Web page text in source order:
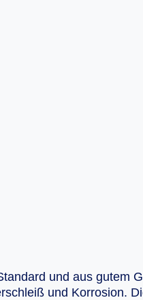
und aus gutem
und Korrosion.